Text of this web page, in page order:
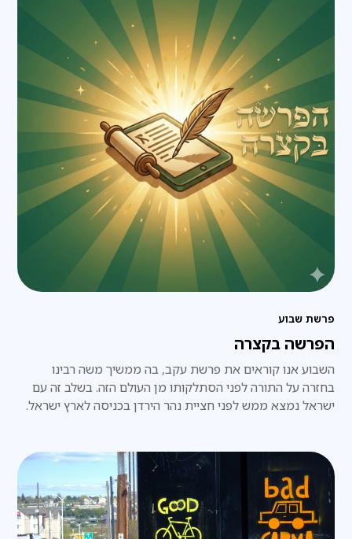
פרשת שבוע
הפרשה בקצרה
השבוע אנו קוראים את פרשת עקב, בה ממשיך משה רבינו
בחזרה על התורה לפני הסתלקותו מן העולם הזה. בשלב זה עם
ישראל נמצא ממש לפני חציית נהר הירדן בכניסה לארץ ישראל.